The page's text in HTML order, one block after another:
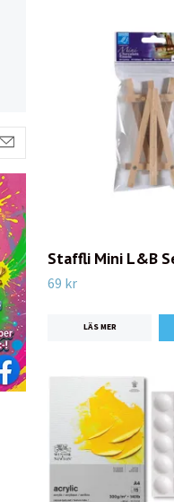
Staffli Mini L&B
69 kr
LÄS MER